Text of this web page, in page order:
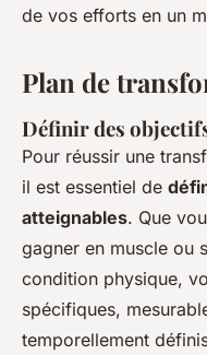
de vos efforts en un
Plan de
Définir des
Pour réussir une
il est essentiel de
atteignables. Que
gagner en muscle ou
condition physique,
spécifiques,
temporellement